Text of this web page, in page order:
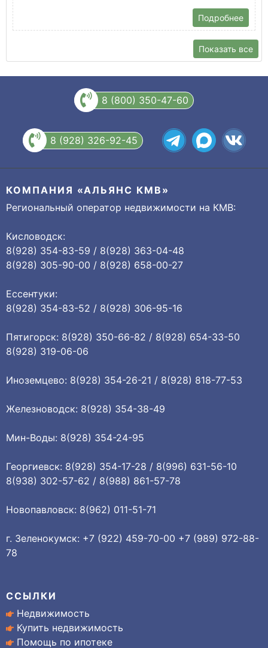
Подробнее
Показать все
8 (800) 350-47-60
8 (928) 326-92-45
КОМПАНИЯ «АЛЬЯНС КМВ»
Региональный оператор недвижимости на КМВ:
Кисловодск:
8(928) 354-83-59 / 8(928) 363-04-48
8(928) 305-90-00 / 8(928) 658-00-27
Ессентуки:
8(928) 354-83-52 / 8(928) 306-95-16
Пятигорск: 8(928) 350-66-82 / 8(928) 654-33-50
8(928) 319-06-06
Иноземцево: 8(928) 354-26-21 / 8(928) 818-77-53
Железноводск: 8(928) 354-38-49
Мин-Воды: 8(928) 354-24-95
Георгиевск: 8(928) 354-17-28 / 8(996) 631-56-10
8(938) 302-57-62 / 8(988) 861-57-78
Новопавловск: 8(962) 011-51-71
г. Зеленокумск: +7 (922) 459-70-00 +7 (989) 972-88-
78
ССЫЛКИ
Недвижимость
Купить недвижимость
Помощь по ипотеке